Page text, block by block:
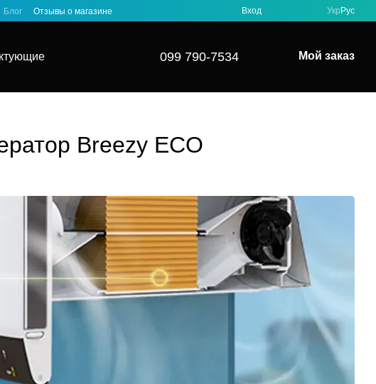
Блог Отзывы о магазине Вход Укр Рус
099 790-7534 Мой заказ
Breezy ECO